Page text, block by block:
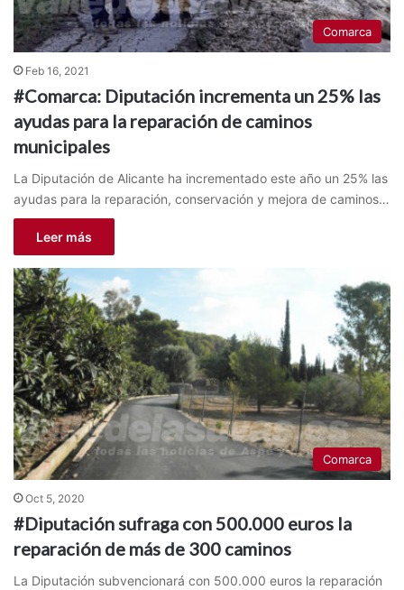
Comarca
Feb 16, 2021
#Comarca: Diputación incrementa un 25% las
ayudas para la reparación de caminos
municipales
La Diputación de Alicante ha incrementado este año un 25% las
ayudas para la reparación, conservación y mejora de caminos…
Leer más
Comarca
Oct 5, 2020
#Diputación sufraga con 500.000 euros la
reparación de más de 300 caminos
La Diputación subvencionará con 500.000 euros la reparación